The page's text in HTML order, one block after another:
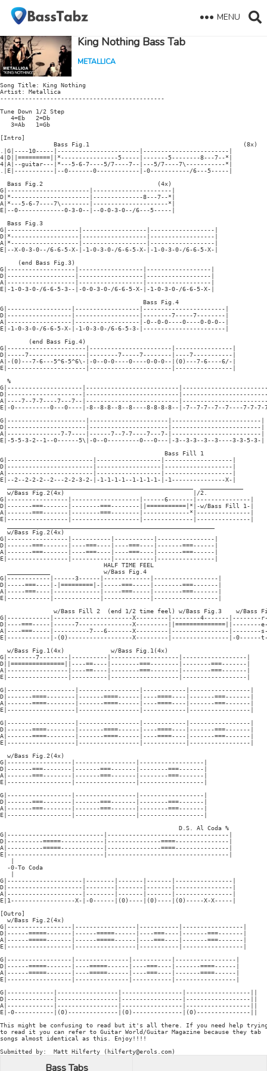
MENU
King Nothing Bass Tab
METALLICA
Song Title: King Nothing
Artist: Metallica
----------------------------------------------
Tune Down 1/2 Step
   4=Eb   2=Db
   3=Ab   1=Gb
[Intro]
               Bass Fig.1                                           (8x)
.|G|----10-----|-----------------------|------------------------|
4|D||=========||*----------------5-----|-------5--------8---7--*|
4|A|--guitar---|*---5-6-7----5/7----7--|---5/7----7\-----------*|
.|E|-----------|--0-------0------------|-0-----------/6---5-----|
  Bass Fig.2                                (4x)
G|-----------------------|----------------------|
D|*----------------------|--------------8---7--*|
A|*---5-6-7----7\--------|---------------------*|
E|--0-------------0-3-0--|--0-0-3-0--/6---5-----|
  Bass Fig.3
G|--------------------|------------------|------------------|
D|*-------------------|------------------|------------------|
A|*-------------------|------------------|------------------|
E|--X-0-3-0--/6-6-5-X-|-1-0-3-0-/6-6-5-X-|-1-0-3-0-/6-6-5-X-|
     (end Bass Fig.3)
G|-------------------|------------------|------------------|
D|-------------------|------------------|------------------|
A|-------------------|------------------|------------------|
E|-1-0-3-0-/6-6-5-3--|-0-0-3-0-/6-6-5-X-|-1-0-3-0-/6-6-5-X-|
                                        Bass Fig.4
G|------------------|------------------|-----------------------|
D|------------------|------------------|--------7-----7--------|
A|------------------|------------------|-0--0-0----0----0-0-0--|
E|-1-0-3-0-/6-6-5-X-|-1-0-3-0-/6-6-5-3-|-----------------------|
        (end Bass Fig.4)
G|----------------------|-----------------------|----------------|
D|-----7----------------|--------7-----7--------|----7-----------|
A|-(0)---7-6---5^6-5^6\-|-0--0-0----0----0-0-0--|(0)---7-6----6/-|
E|----------------------|-----------------------|----------------|
  %
G|---------------------|--------------------------
D|---------------------|--------------------------
A|----7--7-7----7---7--|--------------------------
E|-0----------0---0----|-8--8-8--8--8----8-8-8-8--|-7--7-7--7--7----7-7-7-
G|----------------------|----------------------|-------------------------|
D|----------------------|----------------------|-------------------------|
A|---------------7-7----|------7--7-7----7---7-|-------------------------|
E|-5-5-3-2--1--0------5\|-0--0---------0---0---|-3--3-3--3--3----3-3-5-3-|
                                              Bass Fill 1
G|------------------------|------------------|-------------------|
D|------------------------|------------------|-------------------|
A|------------------------|------------------|-------------------|
E|--2--2-2-2--2---2-2-3-2-|-1-1-1-1--1-1-1-1-|-1---------------X-|
  w/Bass Fig.2(4x)                                    |/2.
G|-----------------|-------------------|------6-------|---------------|
D|-------===-------|--------===--------||===========|*|-w/Bass Fill 1-|
A|-------===-------|--------===--------|-------------*|---------------|
E|-----------------|-------------------|--------------|---------------|
  w/Bass Fig.2(4x)
G|-----------------|-----------|-----------|----------------|
D|-------===-------|----===----|----===----|-------===------|
A|-------===-------|----===----|----===----|-------===------|
E|-----------------|-----------|-----------|----------------|
                             HALF TIME FEEL
  ____________               w/Bass Fig.4
G|------------|------3------|-------------|------------------|
D|-----===----|-|=========|-|-----===-----|--------===-------|
A|-----===----|-------------|-----===-----|--------===-------|
E|------------|-------------|-------------|------------------|
w/Bass Fill 2  (end 1/2 time feel) w/Bass Fig.3    w/Bass
G|------------|----------------------X---------|--------4-------|--------
D|----===-----|------7---------------X---------||==============||--------
A|----===-----|----------7---6-------X---------|----------------|--------
E|------------|-(0)------------------X---------|----------------|-0------
  w/Bass Fig.1(4x)             w/Bass Fig.1(4x)
G|--------7--------|----------|-------------------|------------------|
D||===============||----==----|--------===--------|--------===-------|
A|-----------------|----==----|--------===--------|--------===-------|
E|-----------------|----------|-------------------|------------------|
G|-------------------|-----------------|------------|-----------------|
D|-------====--------|-------====------|----====----|-------===-------|
A|-------====--------|-------====------|----====----|-------===-------|
E|-------------------|-----------------|------------|-----------------|
G|-------------------|-----------------|------------|-----------------|
D|-------====--------|-------====------|----====----|-------===-------|
A|-------====--------|-------====------|----====----|-------===-------|
E|-------------------|-----------------|------------|-----------------|
  w/Bass Fig.2(4x)
G|------------------|-----------------|------------------|
D|-------===--------|-------===-------|--------===-------|
A|-------===--------|-------===-------|--------===-------|
E|------------------|-----------------|------------------|
G|------------------|-----------------|------------------|
D|-------===--------|-------===-------|--------===-------|
A|-------===--------|-------===-------|--------===-------|
E|------------------|-----------------|------------------|
                                                  D.S. Al Coda %
G|---------------------------|----------------------------------|
D|----------=====------------|---------------====---------------|
A|----------=====------------|---------------====---------------|
E|---------------------------|----------------------------------|
  -0-To Coda
G|---------------------|--------|-------|-------|----------------|
D|---------------------|--------|-------|-------|----------------|
A|---------------------|--------|-------|-------|----------------|
E|1------------------X-|-0------|(0)----|(0)----|(0)-----X-X-----|
[Outro]
  w/Bass Fig.2(4x)
G|------------------|-----------------|-----------|-----------------|
D|------=====-------|------=====------|----===----|-------===-------|
A|------=====-------|------=====------|----===----|-------===-------|
E|------------------|-----------------|-----------|-----------------|
G|------------------|---------------|-----------|-----------------|
D|------=====-------|----=====------|----===----|-------====------|
A|------=====-------|----=====------|----===----|-------====------|
E|------------------|---------------|-----------|-----------------|
G|-------------|-----------------|-----------------|------------------||
D|-------------|-----------------|-----------------|------------------||
A|-------------|-----------------|-----------------|------------------||
E|-0-----------|(0)--------------|(0)--------------|(0)---------------||
This might be confusing to read but it's all there. If you need help
to read it you can refer to Guitar World/Guitar Magazine because they tab
songs almost identical as this. Enjoy!!!!
Submitted by:  Matt Hilferty (hilferty@erols.com)
Bass Tabs